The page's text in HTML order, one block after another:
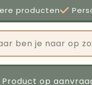
producten
Product op